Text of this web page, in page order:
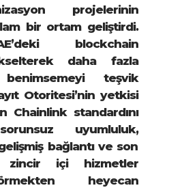
projelerinin
bir ortam geliştirdi.
blockchain
daha fazla
teşvik
Otoritesi’nin yetkisi
Chainlink standardını
uyumluluk,
bağlantı ve son
zincir içi hizmetler
heyecan